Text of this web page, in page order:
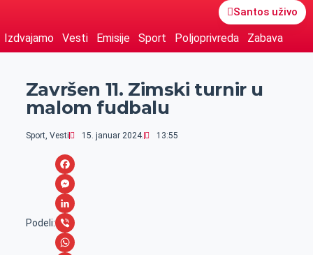
Santos uživo
Izdvajamo Vesti Emisije Sport Poljoprivreda Zabava
Završen 11. Zimski turnir u
malom fudbalu
Sport, Vesti 15. januar 2024. 13:55
Podeli:
F
a
c
e
M
e
s
L
iV